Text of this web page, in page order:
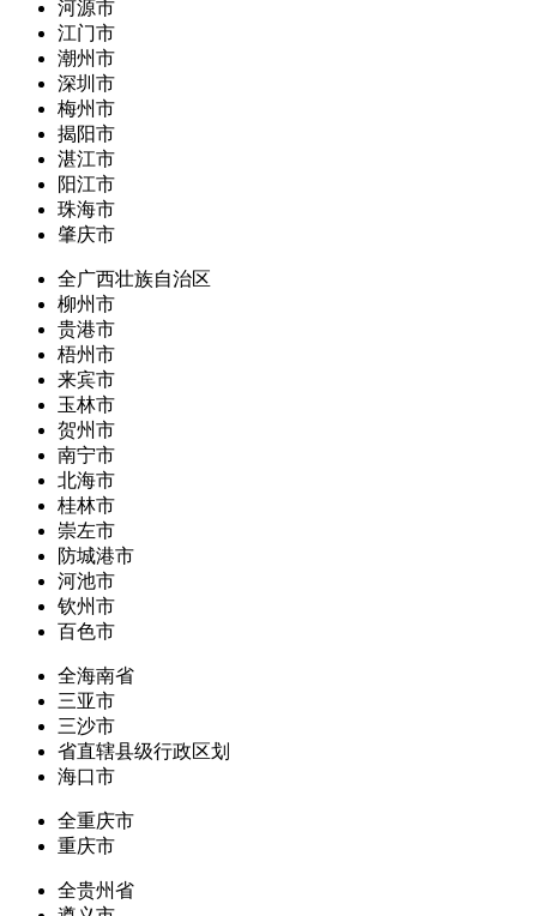
河源市
江门市
潮州市
深圳市
梅州市
揭阳市
湛江市
阳江市
珠海市
肇庆市
全广西壮族自治区
柳州市
贵港市
梧州市
来宾市
玉林市
贺州市
南宁市
北海市
桂林市
崇左市
防城港市
河池市
钦州市
百色市
全海南省
三亚市
三沙市
省直辖县级行政区划
海口市
全重庆市
重庆市
全贵州省